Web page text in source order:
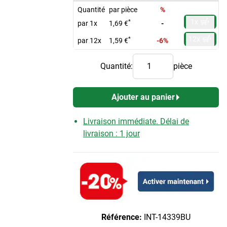
Quantité par pièce
%
par 1x
1,69 €* -
par 12x 1,59 €* -6%
Quantité: pièce
Ajouter au panier
Livraison immédiate. Délai de
livraison : 1 jour
Référence: INT-14339BU